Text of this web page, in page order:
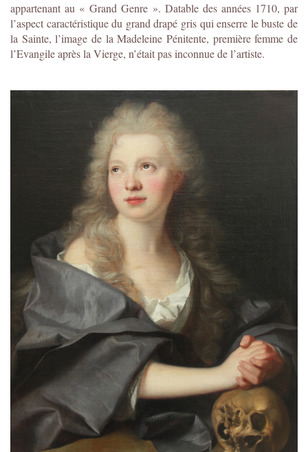
appartenant au « Grand Genre ». Datable des années 1710, par
l’aspect caractéristique du grand drapé gris qui enserre le buste de
la Sainte, l’image de la Madeleine Pénitente, première femme de
l’Evangile après la Vierge, n’était pas inconnue de l’artiste.